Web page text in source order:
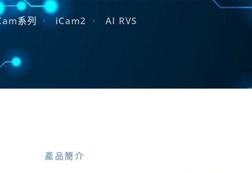
系列 iCam2 AI RVS
產品簡介